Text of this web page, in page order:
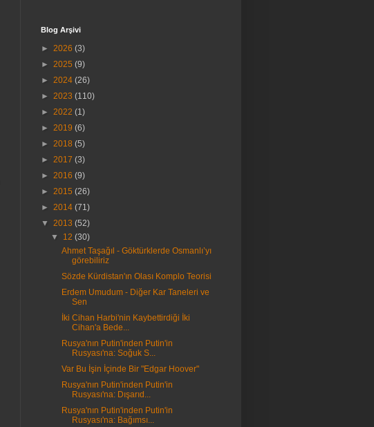
Blog Arşivi
► 2026 (3)
► 2025 (9)
► 2024 (26)
► 2023 (110)
► 2022 (1)
► 2019 (6)
► 2018 (5)
► 2017 (3)
► 2016 (9)
► 2015 (26)
► 2014 (71)
▼ 2013 (52)
▼ 12(30)
Ahmet Taşağıl - Göktürklerde Osmanlı’yı
görebiliriz
Sözde Kürdistan'ın Olası Komplo Teorisi
Erdem Umudum - Diğer Kar Taneleri ve
Sen
İki Cihan Harbi'nin Kaybettirdiği İki
Cihan'a Bede...
Rusya'nın Putin'inden Putin'in
Rusyası'na: Soğuk S...
Var Bu İşin İçinde Bir "Edgar Hoover"
Rusya'nın Putin'inden Putin'in
Rusyası'na: Dışarıd...
Rusya'nın Putin'inden Putin'in
Rusyası'na: Bağımsı...